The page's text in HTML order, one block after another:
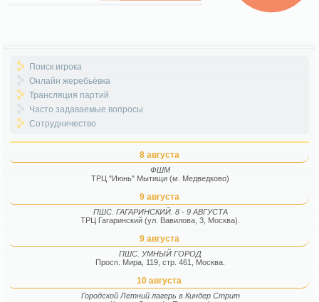
Поиск игрока
Онлайн жеребьёвка
Трансляция партий
Часто задаваемые вопросы
Сотрудничество
8 августа
ФШМ
ТРЦ "Июнь" Мытищи (м. Медведково)
9 августа
ПШС. ГАГАРИНСКИЙ. 8 - 9 АВГУСТА
ТРЦ Гагаринский (ул. Вавилова, 3, Москва).
9 августа
ПШС. УМНЫЙ ГОРОД
Просп. Мира, 119, стр. 461, Москва.
10 августа
Городской Летний лагерь в Киндер Стрит